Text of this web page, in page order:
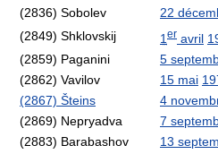
(2836) Sobolev
22
(2849) Shklovskij
1 er avril
(2859) Paganini
5
(2862) Vavilov
15 mai
(2867) Šteins
4
(2869) Nepryadva
7
(2883) Barabashov
13